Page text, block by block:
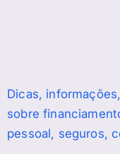
Dicas,
sobre
pessoal, seguros,